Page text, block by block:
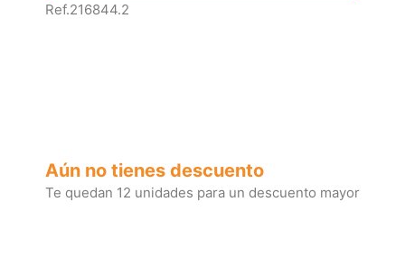
Ref.216844.2
Aún no tienes descuento
Te quedan 12 unidades para un descuento mayor